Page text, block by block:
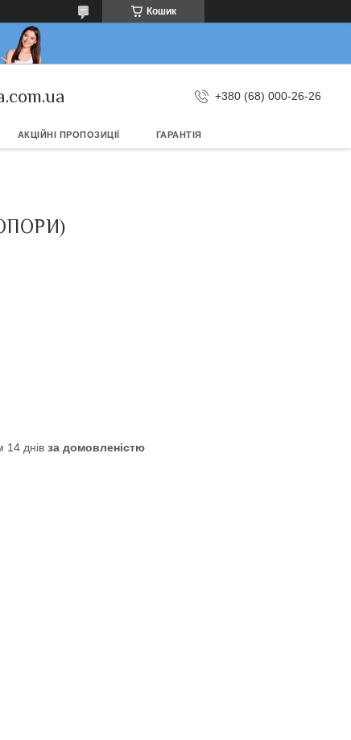
Кошик
+380 (68) 000-26-26
АКЦІЙНІ ПРОПОЗИЦІЇ ГАРАНТІЯ
14 днів за домовленістю